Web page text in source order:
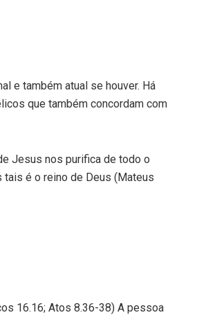
e também atual se houver. Há
que também concordam com
Jesus nos purifica de todo o
tais é o reino de Deus (Mateus
16.16; Atos 8.36-38) A pessoa